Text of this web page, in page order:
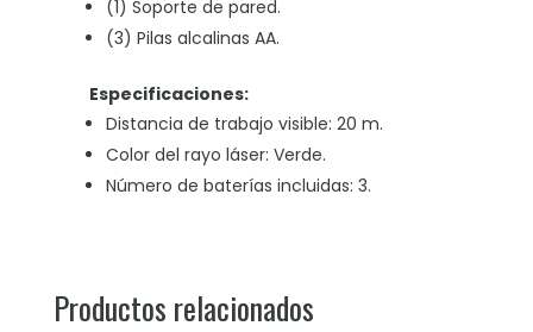
(1) Soporte de pared.
(3) Pilas alcalinas AA.
Especificaciones:
Distancia de trabajo visible: 20 m.
Color del rayo láser: Verde.
Número de baterías incluidas: 3.
Productos relacionados